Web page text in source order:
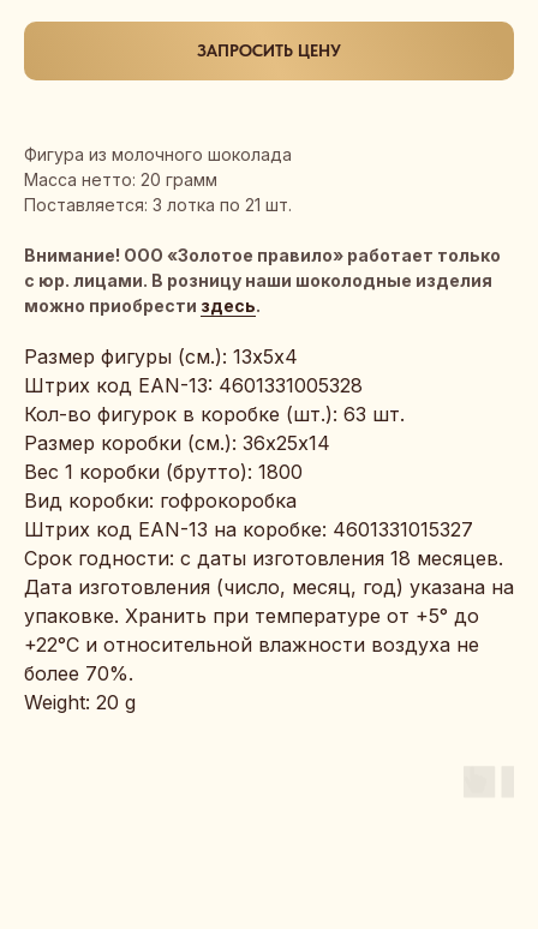
ЗАПРОСИТЬ ЦЕНУ
Фигура из молочного шоколада
Масса нетто: 20 грамм
Поставляется: 3 лотка по 21 шт.
Внимание! ООО «Золотое правило» работает только
с юр. лицами. В розницу наши шоколодные изделия
можно приобрести здесь.
Размер фигуры (см.): 13х5х4
Штрих код EAN-13: 4601331005328
Кол-во фигурок в коробке (шт.): 63 шт.
Размер коробки (см.): 36х25х14
Вес 1 коробки (брутто): 1800
Вид коробки: гофрокоробка
Штрих код EAN-13 на коробке: 4601331015327
Срок годности: с даты изготовления 18 месяцев.
Дата изготовления (число, месяц, год) указана на
упаковке. Хранить при температуре от +5° до
+22°С и относительной влажности воздуха не
более 70%.
Weight: 20 g